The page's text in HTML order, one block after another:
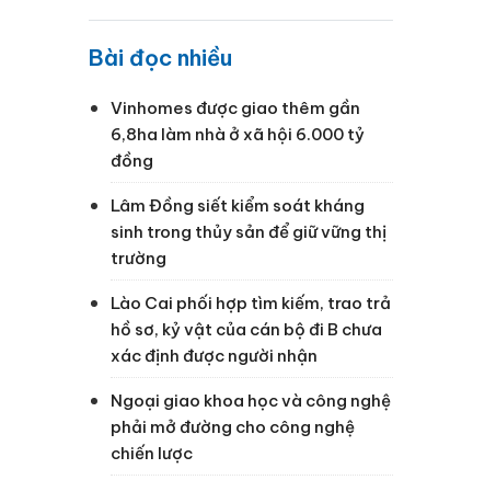
Bài đọc nhiều
Vinhomes được giao thêm gần
6,8ha làm nhà ở xã hội 6.000 tỷ
đồng
Lâm Đồng siết kiểm soát kháng
sinh trong thủy sản để giữ vững thị
trường
Lào Cai phối hợp tìm kiếm, trao trả
hồ sơ, kỷ vật của cán bộ đi B chưa
xác định được người nhận
Ngoại giao khoa học và công nghệ
phải mở đường cho công nghệ
chiến lược